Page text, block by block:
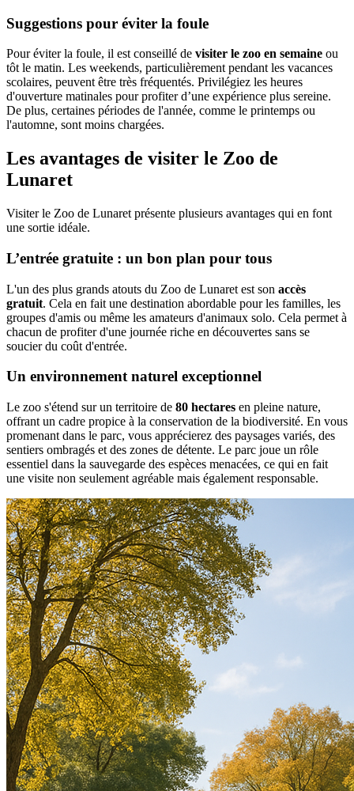
Suggestions pour éviter la foule
Pour éviter la foule, il est conseillé de visiter le zoo en semaine ou
tôt le matin. Les weekends, particulièrement pendant les vacances
scolaires, peuvent être très fréquentés. Privilégiez les heures
d'ouverture matinales pour profiter d’une expérience plus sereine.
De plus, certaines périodes de l'année, comme le printemps ou
l'automne, sont moins chargées.
Les avantages de visiter le Zoo de
Lunaret
Visiter le Zoo de Lunaret présente plusieurs avantages qui en font
une sortie idéale.
L’entrée gratuite : un bon plan pour tous
L'un des plus grands atouts du Zoo de Lunaret est son accès
gratuit. Cela en fait une destination abordable pour les familles, les
groupes d'amis ou même les amateurs d'animaux solo. Cela permet à
chacun de profiter d'une journée riche en découvertes sans se
soucier du coût d'entrée.
Un environnement naturel exceptionnel
Le zoo s'étend sur un territoire de 80 hectares en pleine nature,
offrant un cadre propice à la conservation de la biodiversité. En vous
promenant dans le parc, vous apprécierez des paysages variés, des
sentiers ombragés et des zones de détente. Le parc joue un rôle
essentiel dans la sauvegarde des espèces menacées, ce qui en fait
une visite non seulement agréable mais également responsable.